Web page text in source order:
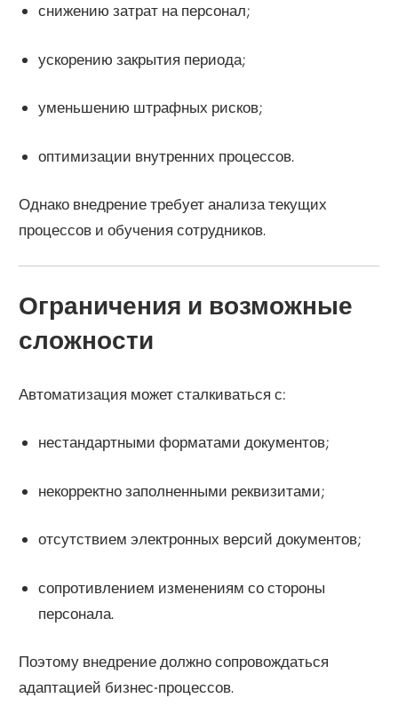
снижению затрат на персонал;
ускорению закрытия периода;
уменьшению штрафных рисков;
оптимизации внутренних процессов.
Однако внедрение требует анализа текущих
процессов и обучения сотрудников.
Ограничения и возможные
сложности
Автоматизация может сталкиваться с:
нестандартными форматами документов;
некорректно заполненными реквизитами;
отсутствием электронных версий документов;
сопротивлением изменениям со стороны
персонала.
Поэтому внедрение должно сопровождаться
адаптацией бизнес-процессов.